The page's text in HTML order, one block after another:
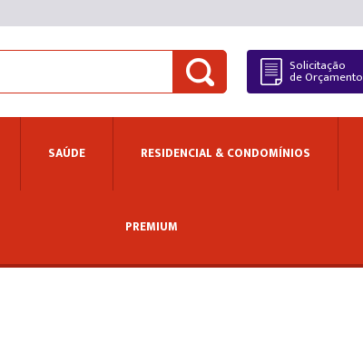
Solicitação
de Orçamento
SAÚDE RESIDENCIAL & CONDOMÍNIOS
PREMIUM